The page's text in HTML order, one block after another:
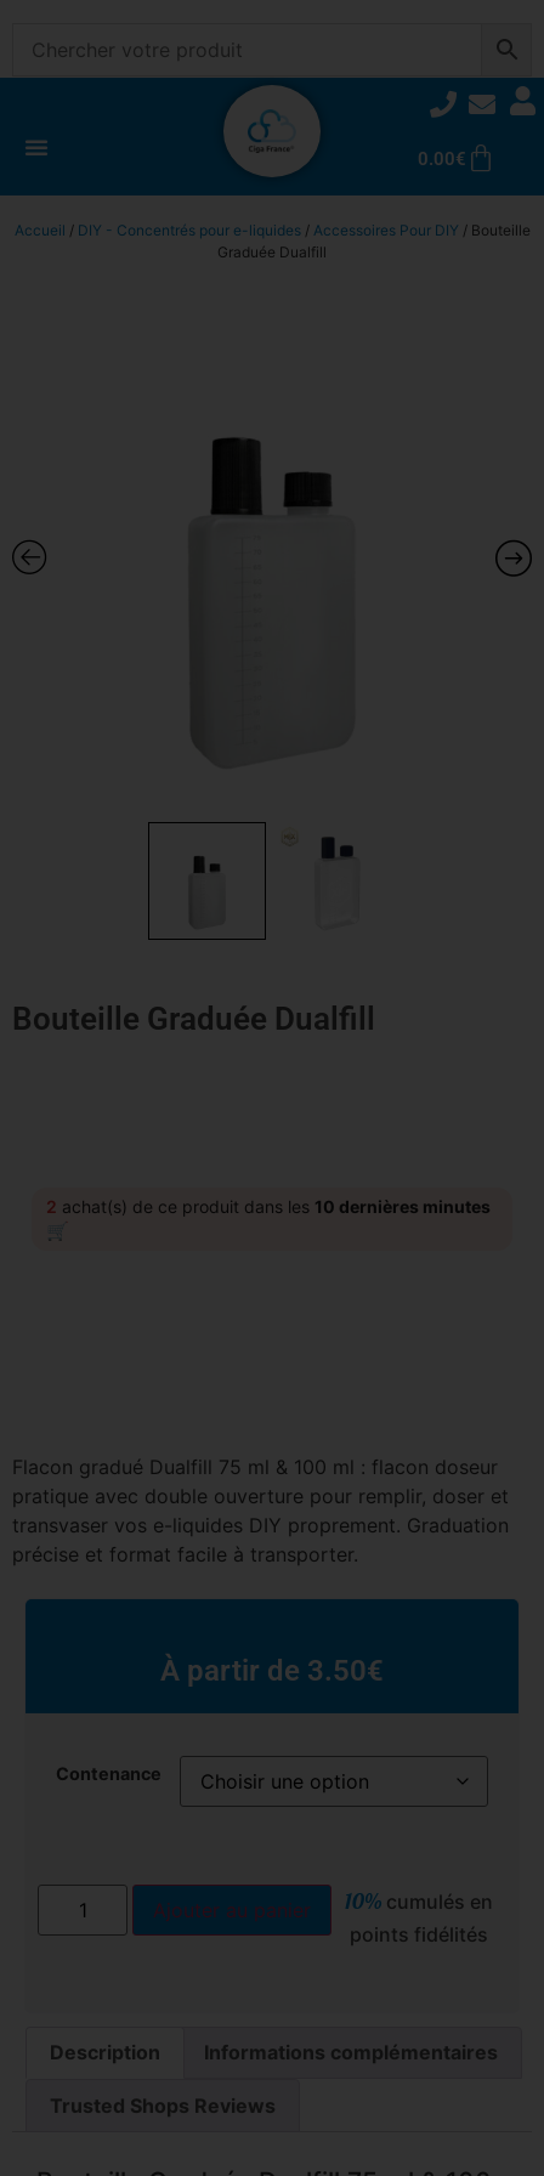
0.00€
Accueil / DIY - Concentrés pour e-liquides/ Accessoires Pour DIY / Bouteille
Graduée Dualfill
Bouteille Graduée Dualfill
2 achat(s) de ce produit dans les 10 dernières minutes
🛒
Flacon gradué Dualfill 75 ml & 100 ml : flacon doseur
pratique avec double ouverture pour remplir, doser et
transvaser vos e-liquides DIY proprement. Graduation
précise et format facile à transporter.
À partir de 3.50€
Contenance
Ajouter au panier 10% cumulés en
points fidélités
Description Informations complémentaires
Trusted Shops Reviews